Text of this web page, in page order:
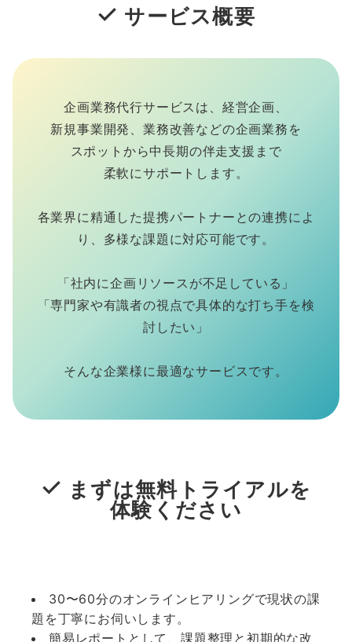
サービス概要
企画業務代行サービスは、経営企画、
新規事業開発、業務改善などの企画業務を
スポットから中長期の伴走支援まで
柔軟にサポートします。
各業界に精通した提携パートナーとの連携によ
り、多様な課題に対応可能です。
「社内に企画リソースが不足している」
「専門家や有識者の視点で具体的な打ち手を検
討したい」
そんな企業様に最適なサービスです。
まずは無料トライアルを
体験ください
30〜60分のオンラインヒアリングで現状の課
題を丁寧にお伺いします。
簡易レポートとして、課題整理と初期的な改